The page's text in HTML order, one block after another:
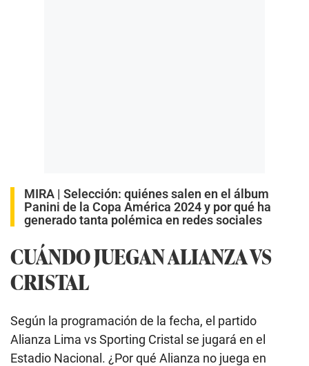
MIRA | Selección: quiénes salen en el álbum
Panini de la Copa América 2024 y por qué ha
generado tanta polémica en redes sociales
CUÁNDO JUEGAN ALIANZA VS
CRISTAL
Según la programación de la fecha, el partido
Alianza Lima vs Sporting Cristal se jugará en el
Estadio Nacional. ¿Por qué Alianza no juega en